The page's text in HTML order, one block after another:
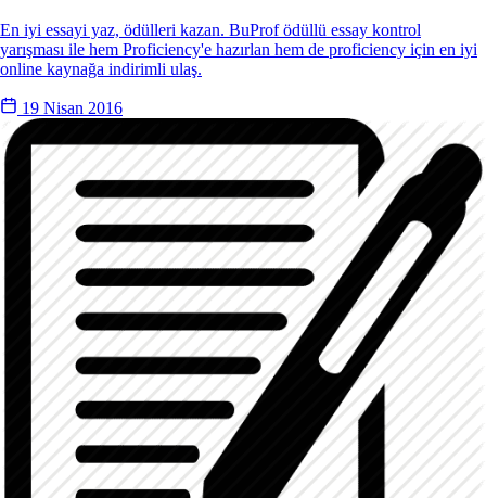
En iyi essayi yaz, ödülleri kazan. BuProf ödüllü essay kontrol
yarışması ile hem Proficiency'e hazırlan hem de proficiency için en iyi
online kaynağa indirimli ulaş.
19 Nisan 2016